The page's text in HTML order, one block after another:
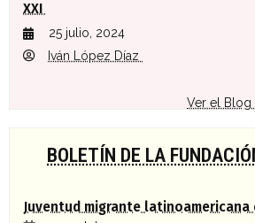
XXI
25 julio, 2024
Iván López Díaz
Ver el Blog
BOLETÍN DE LA
Juventud migrante latinoamericana